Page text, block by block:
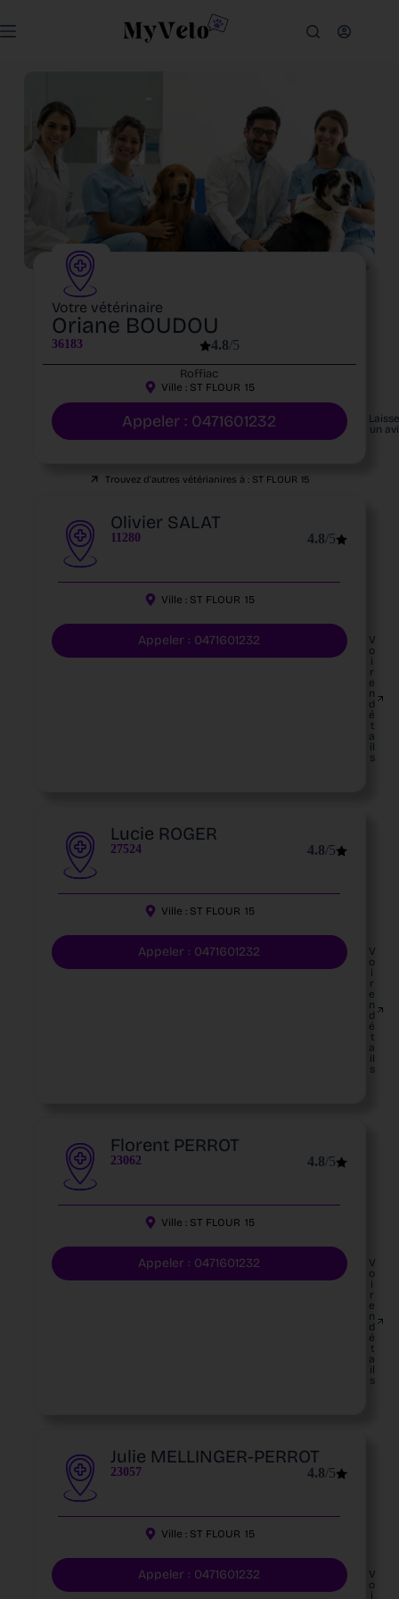
Votre vétérinaire
Oriane BOUDOU
36183 4.8/5
Roffiac
Ville : ST FLOUR 15
Appeler : 0471601232
un
Trouvez d'autres vétérianires à : ST FLOUR 15
Olivier SALAT
11280 4.8/5
Ville : ST FLOUR 15
Appeler : 0471601232
V
o
i
r
e
n
d
é
t
a
il
s
Lucie ROGER
27524 4.8/5
Ville : ST FLOUR 15
Appeler : 0471601232
V
o
i
r
e
n
d
é
t
a
il
s
Florent PERROT
23062 4.8/5
Ville : ST FLOUR 15
Appeler : 0471601232
V
o
i
r
e
n
d
é
t
a
il
s
Julie MELLINGER-PERROT
23057 4.8/5
Ville : ST FLOUR 15
Appeler : 0471601232
V
o
i